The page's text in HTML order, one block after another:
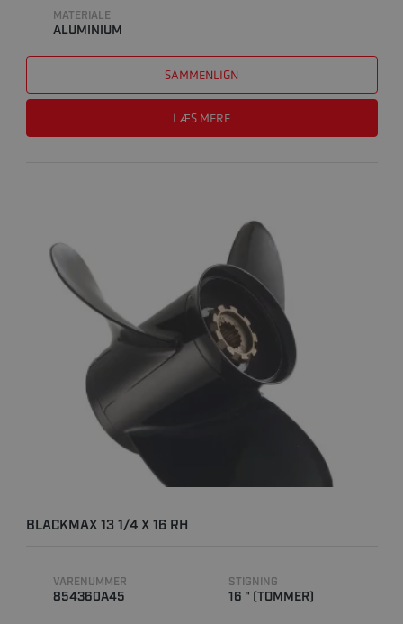
MATERIALE
ALUMINIUM
SAMMENLIGN
LÆS MERE
BLACKMAX 13 1/4 X 16 RH
VARENUMMER
854360A45
STIGNING
16 " (TOMMER)